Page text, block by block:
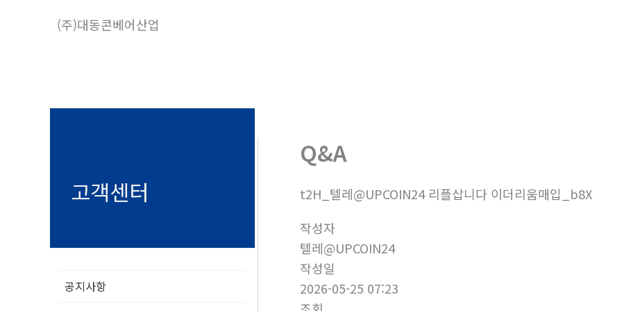
(주)대동콘베어산업
고객센터
공지사항
Q&A
t2H_텔레@UPCOIN24 리플삽니다 이더리움매입_b8X
작성자
텔레@UPCOIN24
작성일
2026-05-25 07:23